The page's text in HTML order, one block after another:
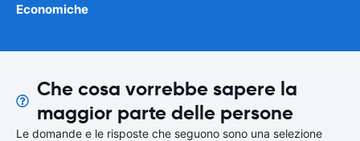
Economiche
Che cosa vorrebbe sapere la
maggior parte delle persone
Le domande e le risposte che seguono sono una selezione